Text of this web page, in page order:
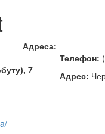
Телефон:
Адрес:
Адреса:
7